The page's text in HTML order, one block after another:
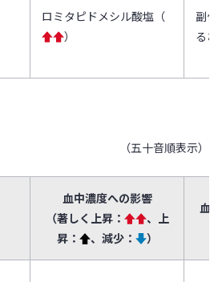
ロミタピドメシル酸塩（
↑↑）
副作
るお
（五十音順表示）
血中濃度への影響
（著しく上昇： ↑↑、上
昇： ↑、減少： ↓）
血